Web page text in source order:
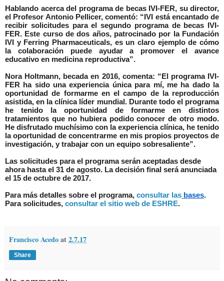
Hablando acerca del programa de becas IVI-FER, su director,
el Profesor Antonio Pellicer, comentó: “IVI está encantado de
recibir solicitudes para el segundo programa de becas IVI-
FER. Este curso de dos años, patrocinado por la Fundación
IVI y Ferring Pharmaceuticals, es un claro ejemplo de cómo
la colaboración puede ayudar a promover el avance
educativo en medicina reproductiva”.
Nora Holtmann, becada en 2016, comenta: “El programa IVI-
FER ha sido una experiencia única para mí, me ha dado la
oportunidad de formarme en el campo de la reproducción
asistida, en la clínica líder mundial. Durante todo el programa
he tenido la oportunidad de formarme en distintos
tratamientos que no hubiera podido conocer de otro modo.
He disfrutado muchísimo con la experiencia clínica, he tenido
la oportunidad de concentrarme en mis propios proyectos de
investigación, y trabajar con un equipo sobresaliente”.
Las solicitudes para el programa serán aceptadas desde
ahora hasta el 31 de agosto. La decisión final será anunciada
el 15 de octubre de 2017.
Para más detalles sobre el programa, consultar las bases.
Para solicitudes, consultar el sitio web de ESHRE.
Francisco Acedoat2.7.17
Share